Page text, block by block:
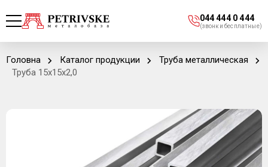
044 444 0 444
(звонки бесплатные)
Головна Каталог продукции
Труба металлическая
Труба 15х15х2,0